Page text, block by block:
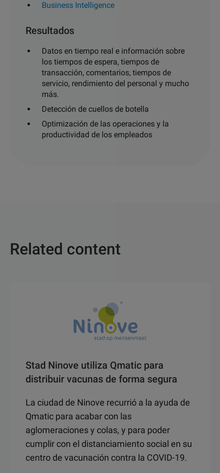
Business Intelligence
Resultados
Datos en tiempo real e información sobre
los tiempos de espera, tiempos de
transacción, comentarios, tiempos de
servicio, rendimiento del personal y mucho
más.
Detección de cuellos de botella
Optimización de las operaciones y la
productividad de los empleados
Related content
Stad Ninove utiliza Qmatic para
distribuir vacunas de forma segura
La ciudad de Ninove recurrió a la ayuda de
Qmatic para acabar con las
aglomeraciones y colas, y para poder
cumplir con el distanciamiento social en su
centro de vacunación contra la COVID-19.